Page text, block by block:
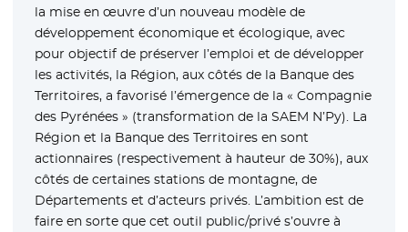
la mise en œuvre d’un nouveau modèle de
développement économique et écologique, avec
pour objectif de préserver l’emploi et de développer
les activités, la Région, aux côtés de la Banque des
Territoires, a favorisé l’émergence de la « Compagnie
des Pyrénées » (transformation de la SAEM N’Py). La
Région et la Banque des Territoires en sont
actionnaires (respectivement à hauteur de 30%), aux
côtés de certaines stations de montagne, de
Départements et d’acteurs privés. L’ambition est de
faire en sorte que cet outil public/privé s’ouvre à